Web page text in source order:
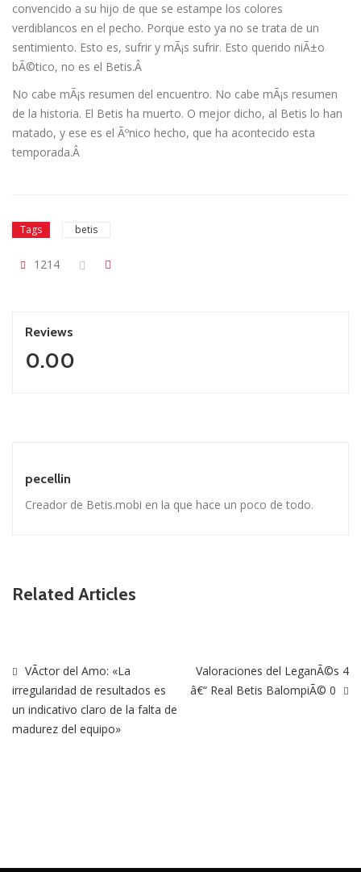
convencido a su hijo de que se estampe los colores
verdiblancos en el pecho. Porque esto ya no se trata de un
sentimiento. Esto es, sufrir y mÃ¡s sufrir. Esto querido niÃ±o
bÃ©tico, no es el Betis.Â
No cabe mÃ¡s resumen del encuentro. No cabe mÃ¡s resumen
de la historia. El Betis ha muerto. O mejor dicho, al Betis lo han
matado, y ese es el Ãºnico hecho, que ha acontecido esta
temporada.Â
Tags betis
1214
Reviews
0.00
pecellin
Creador de Betis.mobi en la que hace un poco de todo.
Related Articles
VÃ­ctor del Amo: «La
irregularidad de resultados es
un indicativo claro de la falta de
madurez del equipo»
Valoraciones del LeganÃ©s 4
â€“ Real Betis BalompiÃ© 0